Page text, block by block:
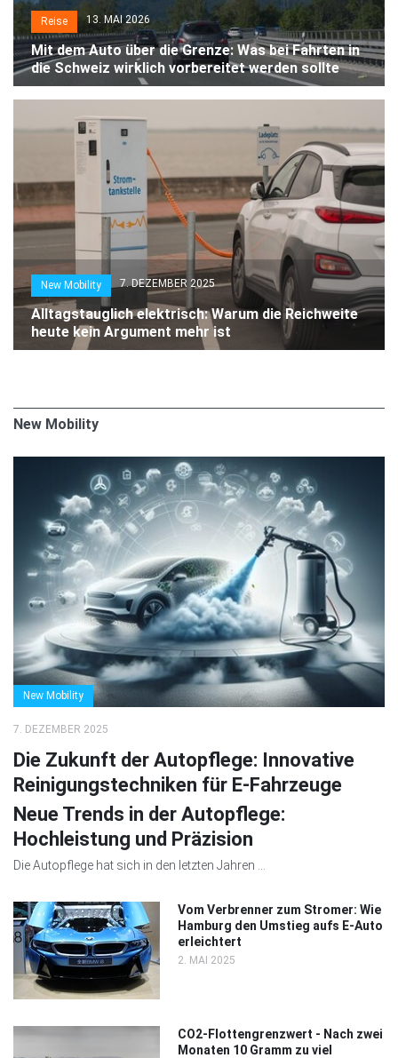
Reise 13. MAI 2026
Mit dem Auto über die Grenze: Was bei Fahrten in
die Schweiz wirklich vorbereitet werden sollte
New Mobility 7. DEZEMBER 2025
Alltagstauglich elektrisch: Warum die Reichweite
heute kein Argument mehr ist
New Mobility
New Mobility
7. DEZEMBER 2025
Die Zukunft der Autopflege: Innovative
Reinigungstechniken für E-Fahrzeuge
Neue Trends in der Autopflege:
Hochleistung und Präzision
Die Autopflege hat sich in den letzten Jahren ...
Vom Verbrenner zum Stromer: Wie
Hamburg den Umstieg aufs E-Auto
erleichtert
2. MAI 2025
CO2-Flottengrenzwert - Nach zwei
Monaten 10 Gramm zu viel